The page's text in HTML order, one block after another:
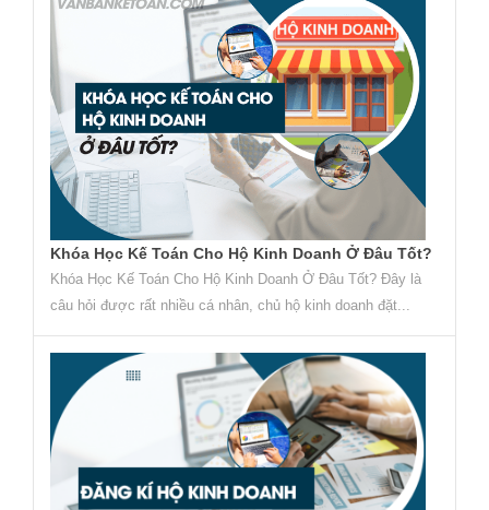
Khóa Học Kế Toán Cho Hộ Kinh Doanh Ở Đâu Tốt?
Khóa Học Kế Toán Cho Hộ Kinh Doanh Ở Đâu Tốt? Đây là
câu hỏi được rất nhiều cá nhân, chủ hộ kinh doanh đặt...